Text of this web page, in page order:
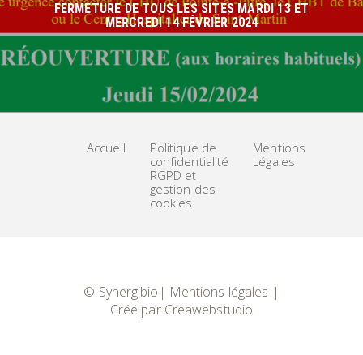
FERMETURE DE TOUS LES SITES MARDI 13 ET
MERCREDI 14 FÉVRIER 2024
Accueil
Politique de
confidentialité
RGPD et
gestion des
cookies
Mentions
Légales
© Synergibio| Mentions légales |
Créé par Creawebstudio